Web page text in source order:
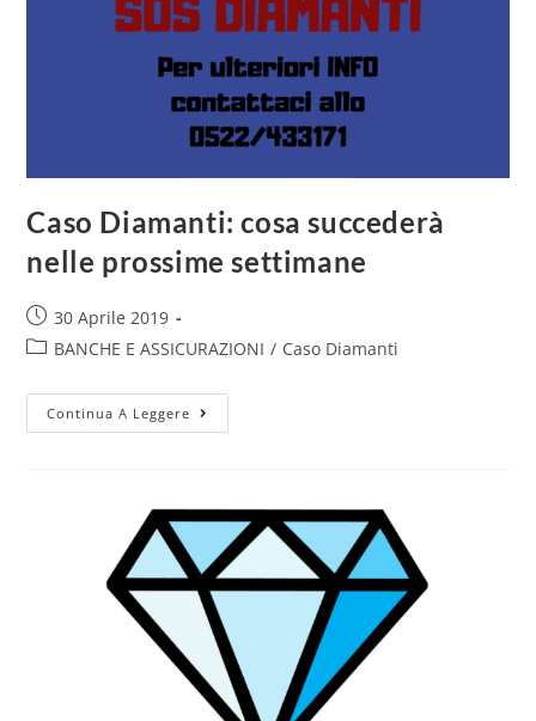
Caso Diamanti: cosa succederà
nelle prossime settimane
30 Aprile 2019
BANCHE E ASSICURAZIONI / Caso Diamanti
Continua A Leggere